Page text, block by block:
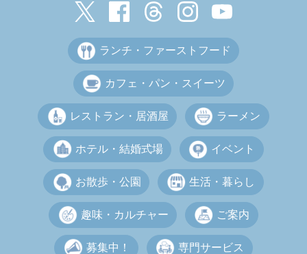
ランチ・ファーストフード
カフェ・パン・スイーツ
レストラン・居酒屋 ラーメン
ホテル・結婚式場 イベント
お散歩・公園 生活・暮らし
趣味・カルチャー ご案内
募集中！ 専門サービス